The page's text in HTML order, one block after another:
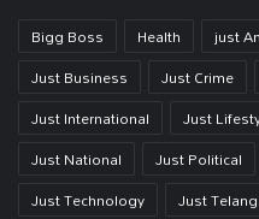
Bigg Boss Health just
Just Business
Just Crime
Just International
Just
Just National
Just Political
Just Technology
Just